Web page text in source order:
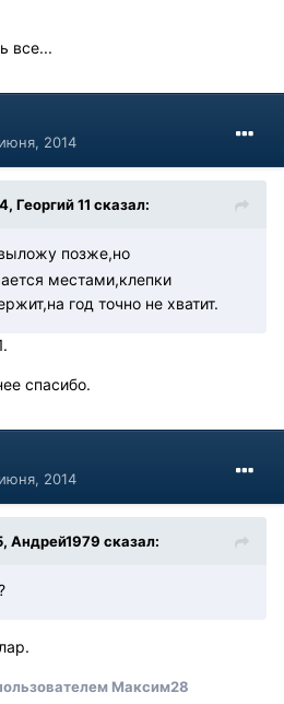
все...
2014
Георгий 11 сказал:
позже,но
местами,клепки
год точно не хватит.
спасибо.
2014
Андрей1979 сказал:
Максим28